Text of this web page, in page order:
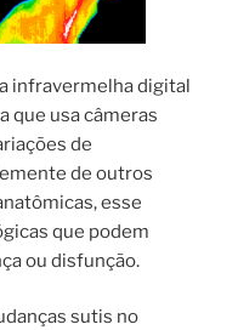
infravermelha digital
que usa câmeras
de
de outros
esse
que podem
ou disfunção.
sutis no